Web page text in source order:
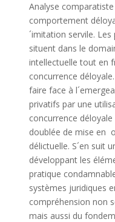
Analyse
comportement
´imitation servile.
situent dans le
intellectuelle tout en
concurrence
faire face à
privatifs par une
concurrence
doublée de mise en
délictuelle. S´en suit
développant les
pratique
systèmes juridiques
compréhension non
mais aussi du